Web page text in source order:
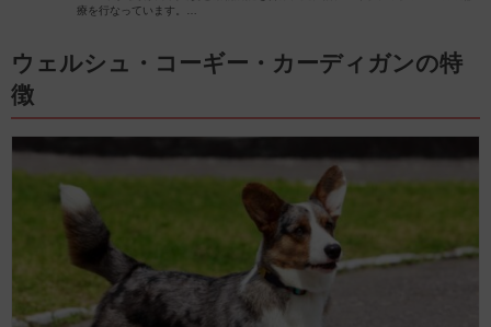
療を行なっています。
内科(循環器、内分泌など)、歯科、産科に力を入れています。
ウェルシュ・コーギー・カーディガンの特
徴